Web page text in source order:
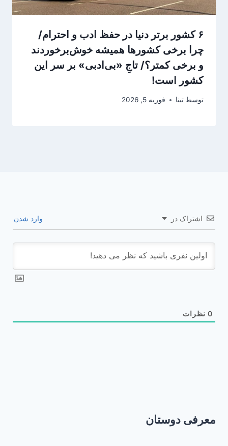
۶ کشور برتر دنیا در حفظ ادب و احترام/
چرا برخی کشورها همیشه خوش‌برخوردند
و برخی کمتر؟/ تاجِ «بی‌ادبی» بر سر این
کشور است!
توسط تینا فوریه 5, 2026
اشتراک در وارد شدن
0 نظرات
معرفی دوستان